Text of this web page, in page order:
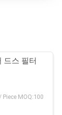
드스 필터
MOQ:100